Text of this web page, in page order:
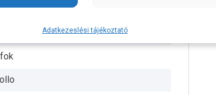
rozsdamentes acél
Adatkezeslési tájékoztató